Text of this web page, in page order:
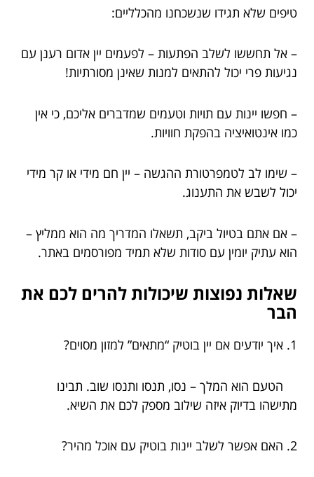
טיפים שלא תגידו שנשכחנו מהכלליים:
– אל תחששו לשלב הפתעות – לפעמים יין אדום רענן עם
נגיעות פרי יכול להתאים למנות שאינן מסורתיות!
– חפשו יינות עם תויות וטעמים שמדברים אליכם, כי אין
כמו אינטואיציה בהפקת חוויות.
– שימו לב לטמפרטורת ההגשה – יין חם מידי או קר מידי
יכול לשבש את התענוג.
– אם אתם בטיול ביקב, תשאלו המדריך מה הוא ממליץ –
הוא עתיק יומין עם סודות שלא תמיד מפורסמים באתר.
שאלות נפוצות שיכולות להרים לכם את
הבר
1. איך יודעים אם יין בוטיק “מתאים” למזון מסוים?
הטעם הוא המלך – נסו, תנסו ותנסו שוב. תבינו
מתישהו בדיוק איזה שילוב מספק לכם את השיא.
2. האם אפשר לשלב יינות בוטיק עם אוכל מהיר?